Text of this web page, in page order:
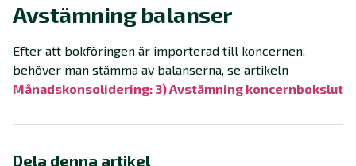
Avstämning balanser
Efter att bokföringen är importerad till koncernen,
behöver man stämma av balanserna, se artikeln
Månadskonsolidering: 3) Avstämning koncernbokslut
Dela denna artikel